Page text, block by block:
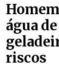
água
riscos